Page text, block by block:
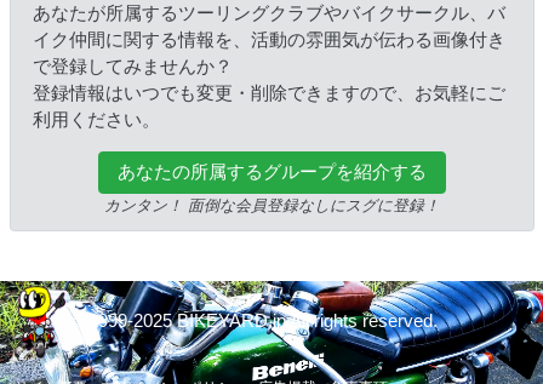
あなたが所属するツーリングクラブやバイクサークル、バ
イク仲間に関する情報を、活動の雰囲気が伝わる画像付き
で登録してみませんか？
登録情報はいつでも変更・削除できますので、お気軽にご
利用ください。
あなたの所属するグループを紹介する
カンタン！ 面倒な会員登録なしにスグに登録！
© 1999-2025 BIKEYARD.jp All rights reserved.